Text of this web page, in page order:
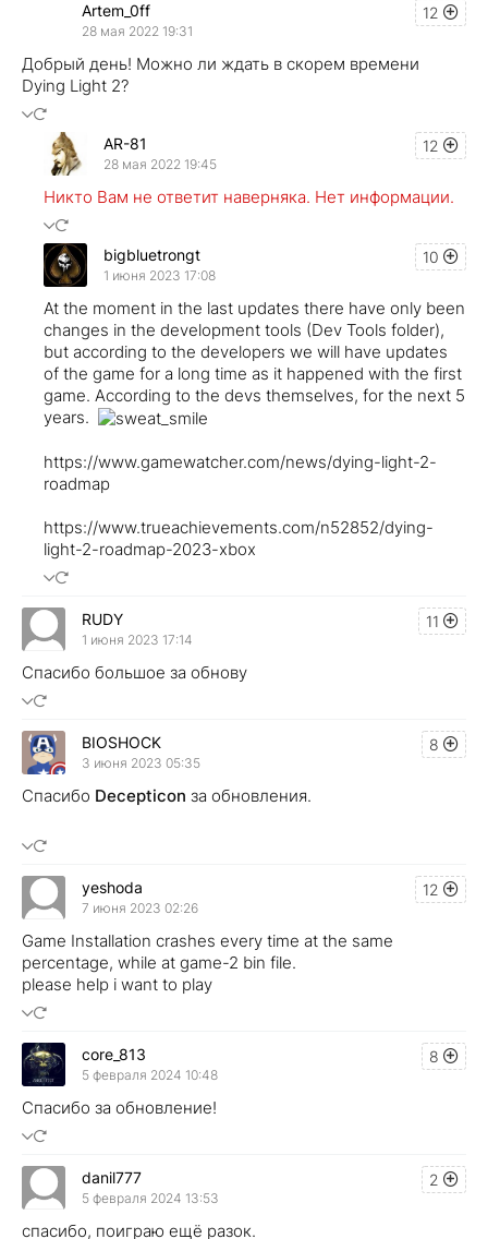
12
Artem_0ff
28 мая 2022 19:31
Добрый день! Можно ли ждать в скорем времени
Dying Light 2?
12
AR-81
28 мая 2022 19:45
Никто Вам не ответит наверняка. Нет информации.
10
bigbluetrongt
1 июня 2023 17:08
At the moment in the last updates there have only been
changes in the development tools (Dev Tools folder),
but according to the developers we will have updates
of the game for a long time as it happened with the first
game. According to the devs themselves, for the next 5
years.
https://www.gamewatcher.com/news/dying-light-2-
roadmap
https://www.trueachievements.com/n52852/dying-
light-2-roadmap-2023-xbox
11
RUDY
1 июня 2023 17:14
Спасибо большое за обнову
8
BIOSHOCK
3 июня 2023 05:35
Спасибо Decepticon за обновления.
12
yeshoda
7 июня 2023 02:26
Game Installation crashes every time at the same
percentage, while at game-2 bin file.
please help i want to play
8
core_813
5 февраля 2024 10:48
Спасибо за обновление!
2
danil777
5 февраля 2024 13:53
спасибо, поиграю ещё разок.